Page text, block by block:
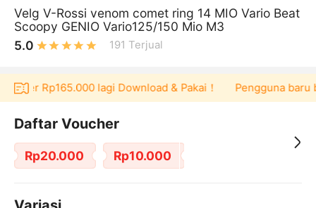
Velg V-Rossi venom comet ring 14 MIO Vario Beat
Scoopy GENIO Vario125/150 Mio M3
5.0
191 Terjual
Rp165.000 lagi Download & Pakai！ Pengguna baru
Daftar Voucher
Rp20.000 Rp10.000